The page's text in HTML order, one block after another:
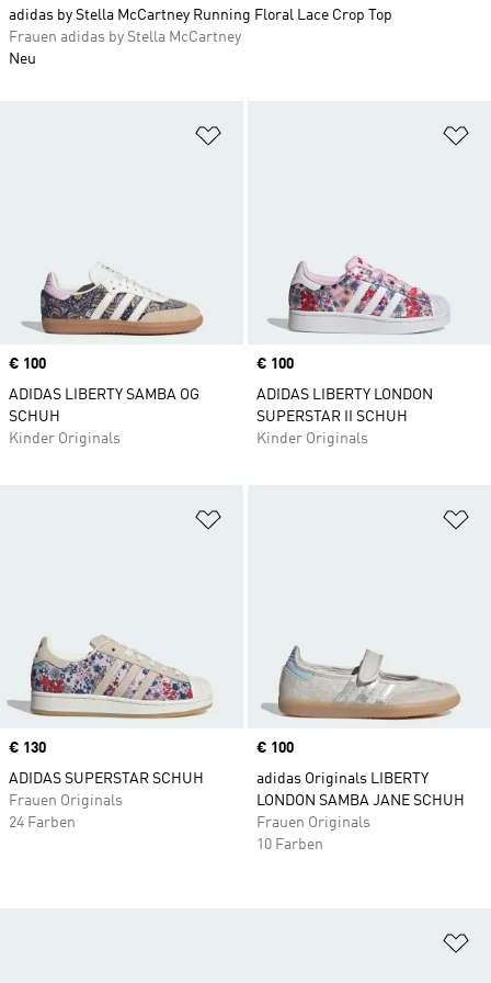
Price
€ 100
ADIDAS LIBERTY SAMBA OG
SCHUH
Kinder Originals
Price
€ 100
ADIDAS LIBERTY LONDON
SUPERSTAR II SCHUH
Kinder Originals
Price
€ 130
ADIDAS SUPERSTAR SCHUH
Frauen Originals
24 Farben
Price
€ 100
adidas Originals LIBERTY
LONDON SAMBA JANE SCHUH
Frauen Originals
10 Farben
adidas by Stella McCartney Running Floral Lace Crop Top
Frauen adidas by Stella McCartney
Neu